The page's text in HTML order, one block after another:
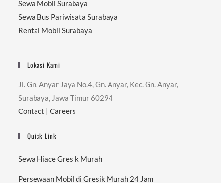
Sewa Mobil Surabaya
Sewa Bus Pariwisata Surabaya
Rental Mobil Surabaya
Lokasi Kami
Jl. Gn. Anyar Jaya No.4, Gn. Anyar, Kec. Gn. Anyar,
Surabaya, Jawa Timur 60294
Contact |Careers
Quick Link
Sewa Hiace Gresik Murah
Persewaan Mobil di Gresik Murah 24 Jam